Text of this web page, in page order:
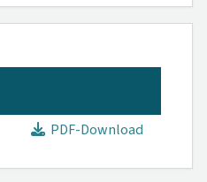
PDF-Download